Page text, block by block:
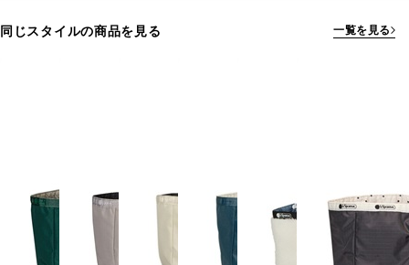
同じスタイルの商品を見る 一覧を見る